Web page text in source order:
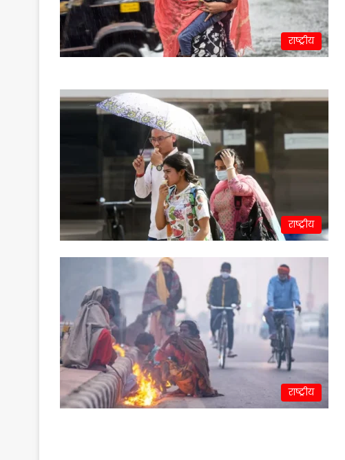
राष्ट्रीय
राष्ट्रीय
राष्ट्रीय